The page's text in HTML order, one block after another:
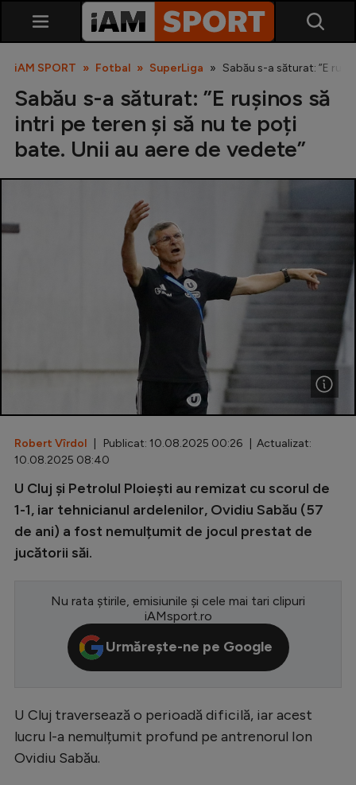
SuperLiga
Liga 2
Cupa României
Echipa Națională
Fotbal feminin
Special
Diverse
Inedit
Conference League
CM 2026
Premier League
Serie A
Bundesliga
iAM SPORT Fotbal SuperLiga Sabău s-a săturat: ”E
Sabău s-a săturat: ”E rușinos să
intri pe teren și să nu te poți
bate. Unii au aere de vedete”
Robert Vîrdol | Publicat: 10.08.2025 00:26 | Actualizat:
10.08.2025 08:40
U Cluj și Petrolul Ploiești au remizat cu scorul de
1-1, iar tehnicianul ardelenilor, Ovidiu Sabău (57
de ani) a fost nemulțumit de jocul prestat de
jucătorii săi.
Nu rata știrile, emisiunile și cele mai tari clipuri
iAMsport.ro
Urmărește-ne pe Google
U Cluj traversează o perioadă dificilă, iar acest
lucru l-a nemulțumit profund pe antrenorul Ion
Ovidiu Sabău.